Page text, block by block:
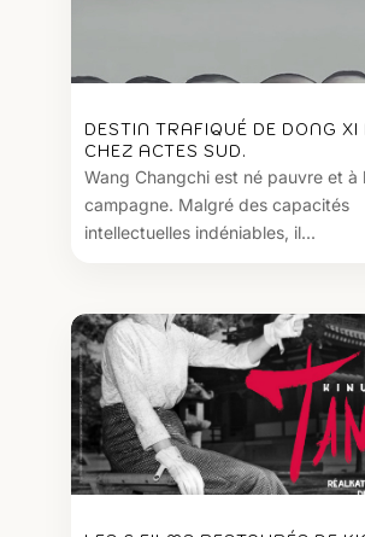
DESTIN TRAFIQUÉ DE DONG
CHEZ ACTES SUD.
Wang Changchi est né pauvre et à
campagne. Malgré des capacités
intellectuelles indéniables, il...